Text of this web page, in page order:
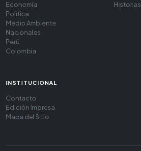
Economía
Política
Medio Ambiente
Nacionales
Perú
Colombia
Historias
INSTITUCIONAL
Contacto
Edición Impresa
Mapa del Sitio